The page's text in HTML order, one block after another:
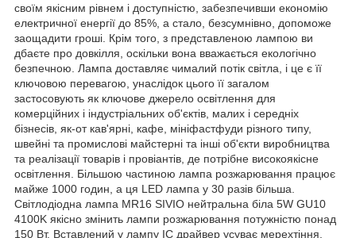
своїм якісним рівнем і доступністю, забезпечивши економію
електричної енергії до 85%, а стало, безсумнівно, допоможе
заощадити гроші. Крім того, з представленою лампою ви
дбаєте про довкілля, оскільки вона вважається екологічно
безпечною. Лампа доставляє чималий потік світла, і це є її
ключовою перевагою, унаслідок цього її загалом
застосовують як ключове джерело освітлення для
комерційних і індустріальних об'єктів, малих і середніх
бізнесів, як-от кав'ярні, кафе, мініфастфуди різного типу,
швейні та промислові майстерні та інші об'єкти виробництва
та реалізації товарів і провіантів, де потрібне високоякісне
освітлення. Більшою частиною лампа розжарювання працює
майже 1000 годин, а ця LED лампа у 30 разів більша.
Світлодіодна лампа MR16 SIVIO нейтральна біла 5W GU10
4100K якісно змінить лампи розжарювання потужністю понад
150 Вт. Вставлений у лампу IC драйвер усуває мерехтіння.